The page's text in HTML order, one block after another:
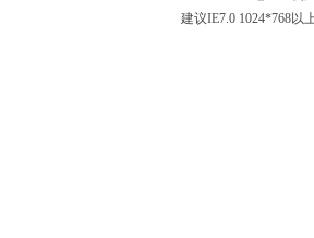
建议IE7.0 1024*768